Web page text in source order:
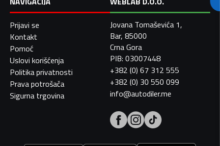
Prijavi se
Kontakt
Pomoć
Uslovi korišćenja
Politika privatnosti
Prava potrošača
Sigurna trgovina
Jovana Tomaševića 1,
Bar, 85000
Crna Gora
PIB: 03007448
+382 (0) 67 312 555
+382 (0) 30 550 099
info@autodiler.me